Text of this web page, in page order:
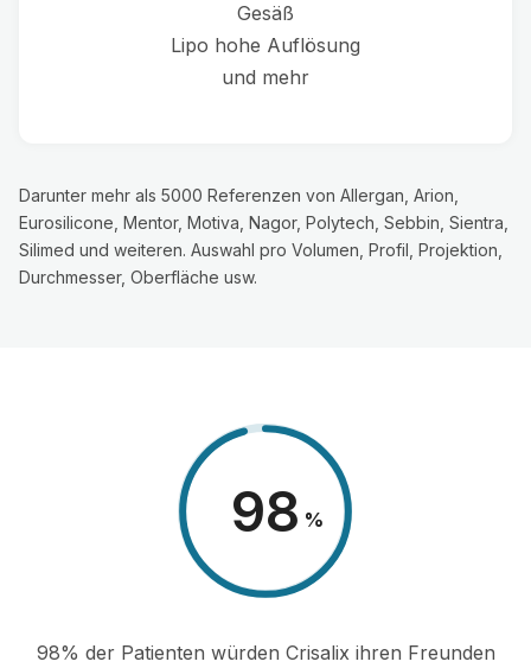
Gesäß
Lipo hohe Auflösung
und mehr
Darunter mehr als 5000 Referenzen von Allergan, Arion,
Eurosilicone, Mentor, Motiva, Nagor, Polytech, Sebbin, Sientra,
Silimed und weiteren. Auswahl pro Volumen, Profil, Projektion,
Durchmesser, Oberfläche usw.
98 %
98% der Patienten würden Crisalix ihren Freunden